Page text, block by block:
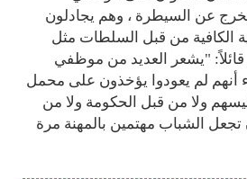
عن السيطرة ، وهم يجادلون
الكافية من قبل السلطات مثل
قائلاً: "يشعر العديد من موظفي
أنهم لم يعودوا يؤخذون على محمل
ولا من قبل الحكومة ولا من
الشباب مهتمين بالمهنة مرة